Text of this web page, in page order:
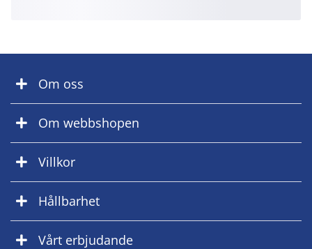
Om oss
Om webbshopen
Villkor
Hållbarhet
Vårt erbjudande